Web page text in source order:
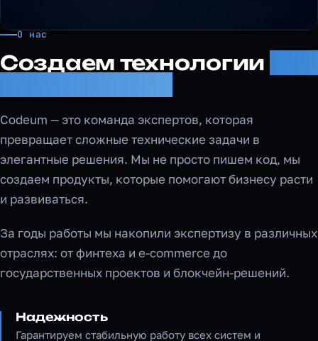
О нас
Создаем технологии
Codeum — это команда экспертов, которая
превращает сложные технические задачи в
элегантные решения. Мы не просто пишем код, мы
создаем продукты, которые помогают бизнесу расти
и развиваться.
За годы работы мы накопили экспертизу в различных
отраслях: от финтеха и e-commerce до
государственных проектов и блокчейн-решений.
Надежность
Гарантируем стабильную работу всех систем и